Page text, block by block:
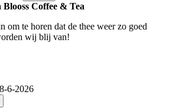
Coffee & Tea
om te horen dat de thee weer zo goed
wij blij van!
6-2026